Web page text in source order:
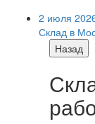
2 июля
Склад в
Назад